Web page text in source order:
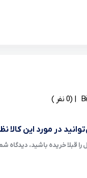
| (0 نفر )
در مورد این کالا
قبلا خریده باشید، دیدگاه